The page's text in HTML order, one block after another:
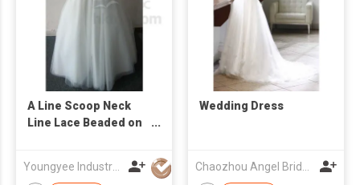
A Line Scoop Neck
Line Lace Beaded on
Youngyee Industry Company Ltd.
Wedding Dress